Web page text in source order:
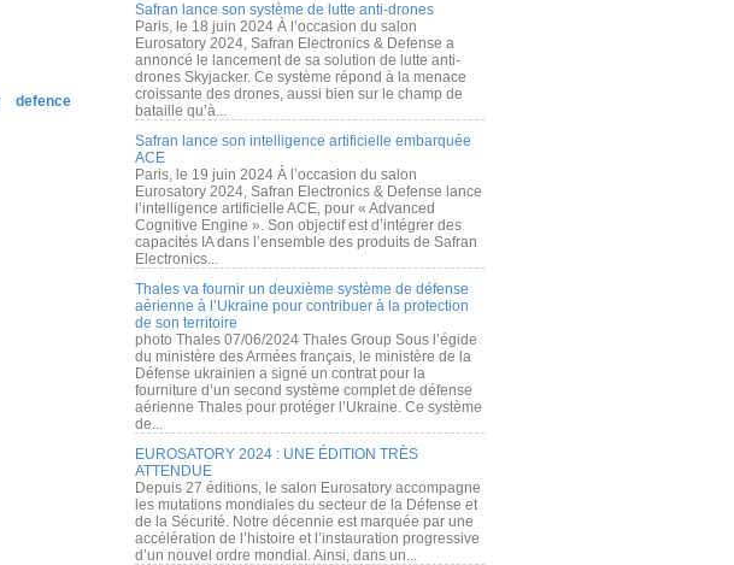
defence
Safran lance son système de lutte anti-drones
Paris, le 18 juin 2024 À l’occasion du salon
Eurosatory 2024, Safran Electronics & Defense a
annoncé le lancement de sa solution de lutte anti-
drones Skyjacker. Ce système répond à la menace
croissante des drones, aussi bien sur le champ de
bataille qu’à...
Safran lance son intelligence artificielle embarquée
ACE
Paris, le 19 juin 2024 À l’occasion du salon
Eurosatory 2024, Safran Electronics & Defense lance
l’intelligence artificielle ACE, pour « Advanced
Cognitive Engine ». Son objectif est d’intégrer des
capacités IA dans l’ensemble des produits de Safran
Electronics...
Thales va fournir un deuxième système de défense
aérienne à l’Ukraine pour contribuer à la protection
de son territoire
photo Thales 07/06/2024 Thales Group Sous l’égide
du ministère des Armées français, le ministère de la
Défense ukrainien a signé un contrat pour la
fourniture d’un second système complet de défense
aérienne Thales pour protéger l’Ukraine. Ce système
de...
EUROSATORY 2024 : UNE ÉDITION TRÈS
ATTENDUE
Depuis 27 éditions, le salon Eurosatory accompagne
les mutations mondiales du secteur de la Défense et
de la Sécurité. Notre décennie est marquée par une
accélération de l’histoire et l’instauration progressive
d’un nouvel ordre mondial. Ainsi, dans un...